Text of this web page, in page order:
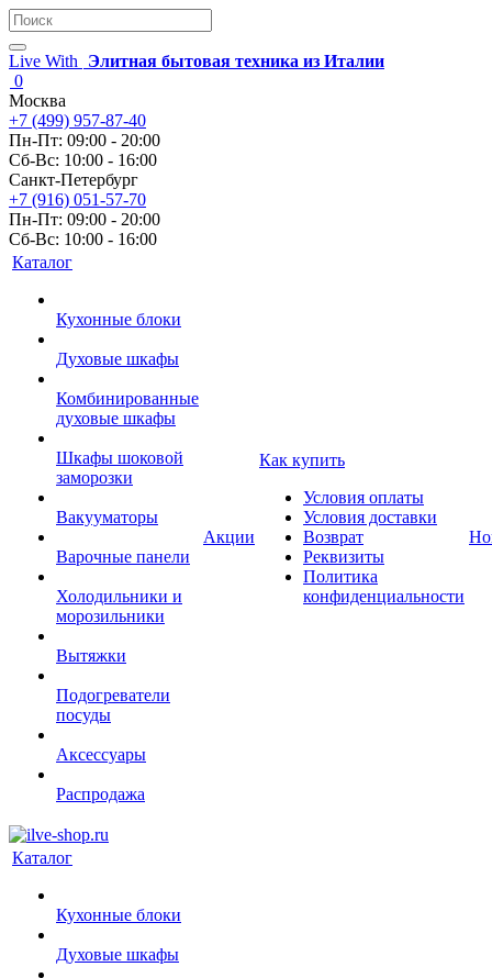
Live With
Элитная бытовая техника из Италии
0
Москва
+7 (499) 957-87-40
Пн-Пт: 09:00 - 20:00
Сб-Вс: 10:00 - 16:00
Санкт-Петербург
+7 (916) 051-57-70
Пн-Пт: 09:00 - 20:00
Сб-Вс: 10:00 - 16:00
Каталог
Кухонные блоки
Духовые шкафы
Комбинированные
духовые шкафы
Шкафы шоковой
заморозки
Вакууматоры
Варочные панели
Холодильники и
морозильники
Вытяжки
Подогреватели
посуды
Аксессуары
Распродажа
Акции
Как купить
Условия оплаты
Условия доставки
Возврат
Реквизиты
Политика
конфиденциальности
Каталог
Кухонные блоки
Духовые шкафы